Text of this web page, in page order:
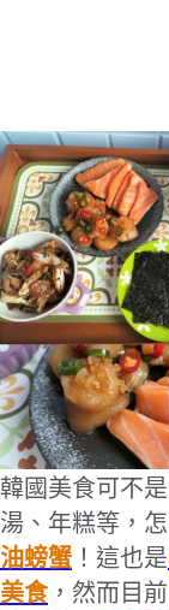
韓國美食可不
湯、年糕等，
油螃蟹 ！這也是
美食，然而目